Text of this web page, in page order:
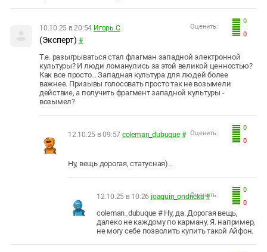
0
0
Оценить:
10.10.25 в 20:54 Игорь С
(Эксперт) #
Т.е. разыгрываться стал флагман западной электронной
культуры? И люди ломанулись за этой великой ценностью?
Как все просто... Западная культура для людей более
важнее. Призывы голосовать просто так не возымели
действие, а получить фрагмент западной культуры -
возымел?
0
0
Оценить:
12.10.25 в 09:57 coleman_dubuque #
Ну, вещь дорогая, статусная)...
0
0
Оценить:
12.10.25 в 10:26 joaquin_ondricka #
coleman_dubuque # Ну, да. Дорогая вещь,
далеко не каждому по карману. Я. например,
не могу себе позволить купить такой Айфон.